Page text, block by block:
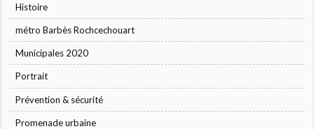
Histoire
métro Barbès Rochcechouart
Municipales 2020
Portrait
Prévention & sécurité
Promenade urbaine